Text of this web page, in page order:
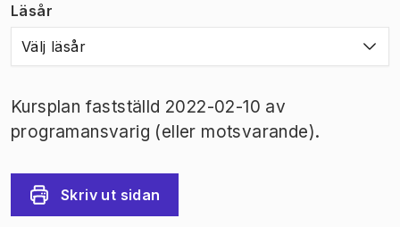
Läsår
Välj läsår
Kursplan fastställd 2022-02-10 av
programansvarig (eller motsvarande).
Skriv ut sidan